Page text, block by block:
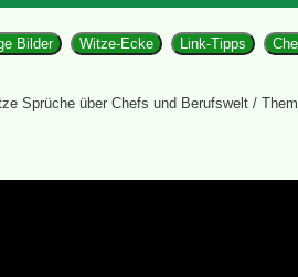
Bilder Witze-Ecke Link-Tipps
Sprüche über Chefs und Berufswelt /